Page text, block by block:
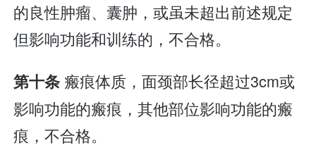
的良性肿瘤、囊肿，或虽未超出前述规定
但影响功能和训练的，不合格。
第十条 瘢痕体质，面颈部长径超过3cm或
影响功能的瘢痕，其他部位影响功能的瘢
痕，不合格。